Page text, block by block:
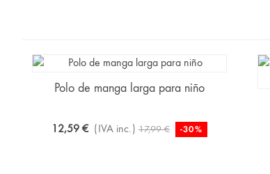
Polo de manga larga para niño
12,59 € (IVA inc.) 17,99 € -30%